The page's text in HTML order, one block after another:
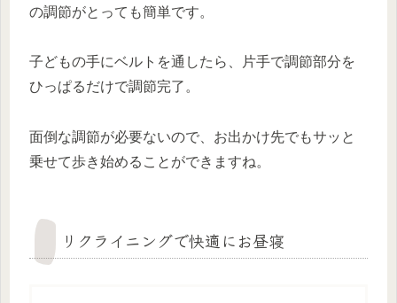
の調節がとっても簡単です。
子どもの手にベルトを通したら、片手で調節部分を
ひっぱるだけで調節完了。
面倒な調節が必要ないので、お出かけ先でもサッと
乗せて歩き始めることができますね。
リクライニングで快適にお昼寝